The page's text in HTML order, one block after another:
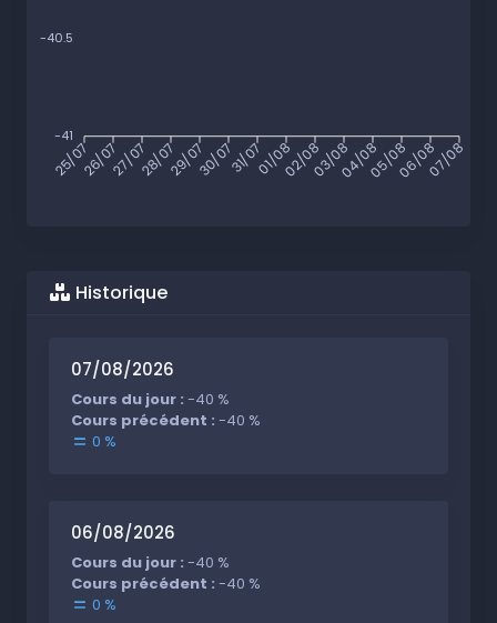
-40.5
-41
25/0726/0727/0728/0729/0730/0731/0701/0802/0803/0804/0805/0806/0807/08
Historique
07/08/2026
Cours du jour : -40 %
Cours précédent : -40 %
0 %
06/08/2026
Cours du jour : -40 %
Cours précédent : -40 %
0 %